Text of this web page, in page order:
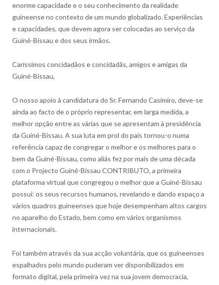
enorme capacidade e o seu conhecimento da realidade
guineense no contexto de um mundo globalizado. Experiências
e capacidades, que devem agora ser colocadas ao serviço da
Guiné-Bissau e dos seus irmãos.
Caríssimos concidadãos e concidadãs, amigos e amigas da
Guiné-Bissau,
O nosso apoio à candidatura do Sr. Fernando Casimiro, deve-se
ainda ao facto de o próprio representar, em larga medida, a
melhor opção entre as várias que se apresentam à presidência
da Guiné-Bissau. A sua luta em prol do país tornou-o numa
referência capaz de congregar o melhor e os melhores para o
bem da Guiné-Bissau, como aliás fez por mais de uma década
com o Projecto Guiné-Bissau CONTRIBUTO, a primeira
plataforma virtual que congregou o melhor que a Guiné-Bissau
possui: os seus recursos humanos, revelando e dando espaço a
vários quadros guineenses que hoje desempenham altos cargos
no aparelho do Estado, bem como em vários organismos
internacionais.
Foi também através da sua acção voluntária, que os guineenses
espalhados pelo mundo puderam ver disponibilizados em
formato digital, pela primeira vez na sua jovem democracia,